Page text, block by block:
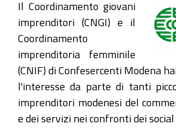
Il Coordinamento giovani
imprenditori (CNGI) e il
Coordinamento
imprenditoria femminile
(CNIF) di Confesercenti Modena
l'interesse da parte di tanti
imprenditori modenesi del
e dei servizi nei confronti dei